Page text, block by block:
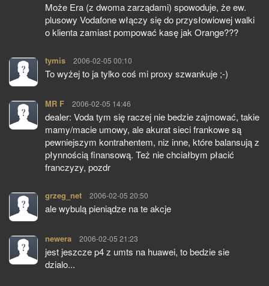
Może Era (z dwoma zarządami) spowoduje, że ew.
plusowy Vodafone włączy się do przysłowiowej walki
o klienta zamiast pompować kasę jak Orange???
tymis pisze:
2006-02-05 00:10
To wyżej to ja tylko coś mi proxy szwankuje ;-)
MR F pisze:
2006-02-05 14:46
dealer: Voda tym się raczej nie bedzie zajmować, takie
mamy/macie umowy, ale akurat sieci frankowe są
pewniejszym kontrahentem, niz inne, które balansują z
płynnością finansową. Też nie chciałbym płacić
franczyzy, pozdr
grzeg_net pisze:
2006-02-05 20:50
ale wybulą pieniądze na te akcje
newera pisze:
2006-02-05 21:23
jest jeszcze p4 z umts na huawei, to bedzie sie
dzialo...